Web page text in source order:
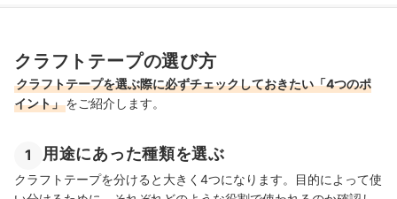
クラフトテープの売れ筋ランキングもチェック！
クラフトテープの選び方
クラフトテープを選ぶ際に必ずチェックしておきたい「4つのポ
イント」をご紹介します。
1 用途にあった種類を選ぶ
クラフトテープを分けると大きく4つになります。目的によって使